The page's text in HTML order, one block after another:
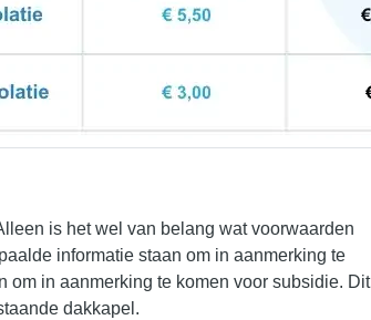
is het wel van belang wat voorwaarden
informatie staan om in aanmerking te
om in aanmerking te komen voor subsidie. Dit
dakkapel.